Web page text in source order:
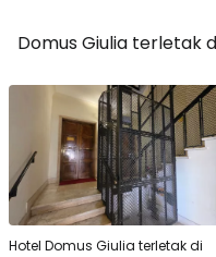
Domus Giulia terletak
Hotel Domus Giulia terletak di